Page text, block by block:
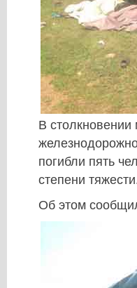
В столкновении
погибли пять
степени
Об этом